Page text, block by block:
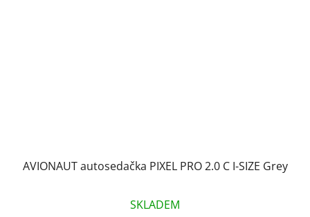
AVIONAUT autosedačka PIXEL PRO 2.0 C I-SIZE Grey
SKLADEM